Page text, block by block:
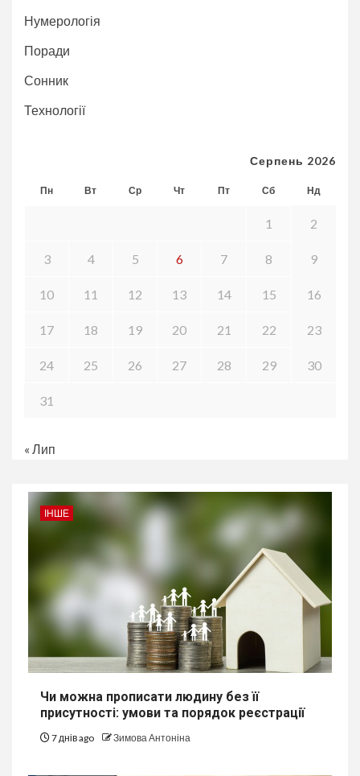
Нумерологія
Поради
Сонник
Технології
Серпень 2026
Пн Вт Ср Чт Пт Сб Нд
1 2
3 4 5 6 7 8 9
10 11 12 13 14 15 16
17 18 19 20 21 22 23
24 25 26 27 28 29 30
31
« Лип
ІНШЕ
Чи можна прописати людину без її
присутності: умови та порядок реєстрації
7 днів ago Зимова Антоніна